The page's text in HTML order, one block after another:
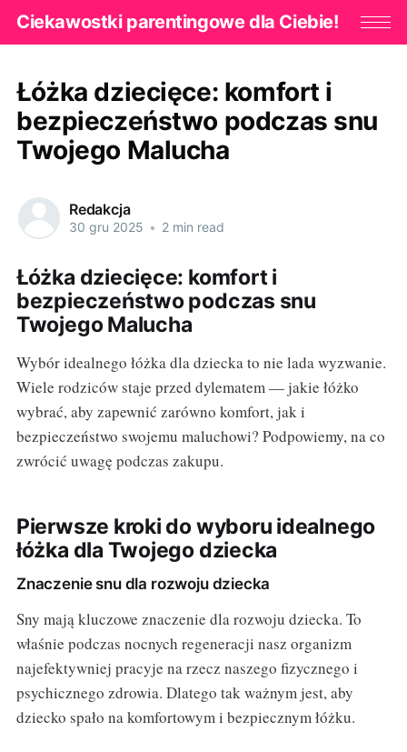
Ciekawostki parentingowe dla Ciebie!
Łóżka dziecięce: komfort i
bezpieczeństwo podczas snu
Twojego Malucha
Redakcja
30 gru 2025 • 2 min read
Łóżka dziecięce: komfort i
bezpieczeństwo podczas snu
Twojego Malucha
Wybór idealnego łóżka dla dziecka to nie lada wyzwanie.
Wiele rodziców staje przed dylematem — jakie łóżko
wybrać, aby zapewnić zarówno komfort, jak i
bezpieczeństwo swojemu maluchowi? Podpowiemy, na co
zwrócić uwagę podczas zakupu.
Pierwsze kroki do wyboru idealnego
łóżka dla Twojego dziecka
Znaczenie snu dla rozwoju dziecka
Sny mają kluczowe znaczenie dla rozwoju dziecka. To
właśnie podczas nocnych regeneracji nasz organizm
najefektywniej pracyje na rzecz naszego fizycznego i
psychicznego zdrowia. Dlatego tak ważnym jest, aby
dziecko spało na komfortowym i bezpiecznym łóżku.